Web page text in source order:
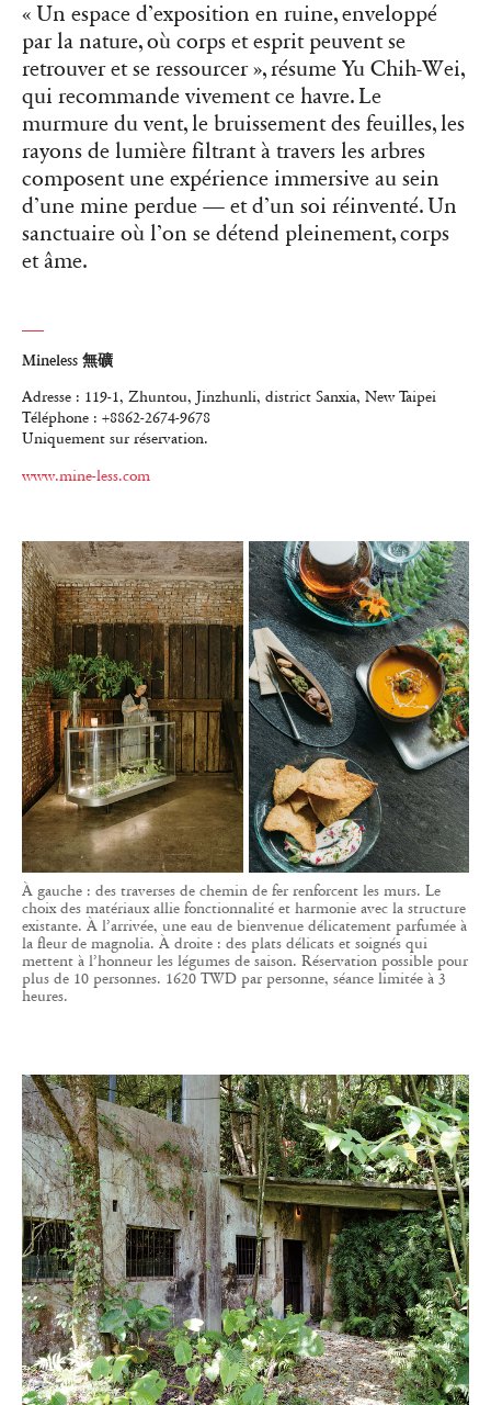
« Un espace d’exposition en ruine, enveloppé
par la nature, où corps et esprit peuvent se
retrouver et se ressourcer », résume Yu Chih-Wei,
qui recommande vivement ce havre. Le
murmure du vent, le bruissement des feuilles, les
rayons de lumière filtrant à travers les arbres
composent une expérience immersive au sein
d’une mine perdue — et d’un soi réinventé. Un
sanctuaire où l’on se détend pleinement, corps
et âme.
Mineless 無礦
Adresse : 119-1, Zhuntou, Jinzhunli, district Sanxia, New Taipei
Téléphone : +8862-2674-9678
Uniquement sur réservation.
www.mine-less.com
À gauche : des traverses de chemin de fer renforcent les murs. Le
choix des matériaux allie fonctionnalité et harmonie avec la structure
existante. À l’arrivée, une eau de bienvenue délicatement parfumée à
la fleur de magnolia. À droite : des plats délicats et soignés qui
mettent à l’honneur les légumes de saison. Réservation possible pour
plus de 10 personnes. 1620 TWD par personne, séance limitée à 3
heures.